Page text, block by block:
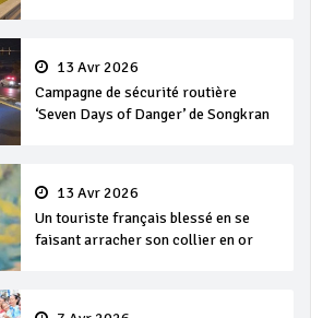
13 Avr 2026
Campagne de sécurité routière
‘Seven Days of Danger’ de Songkran
13 Avr 2026
Un touriste français blessé en se
faisant arracher son collier en or